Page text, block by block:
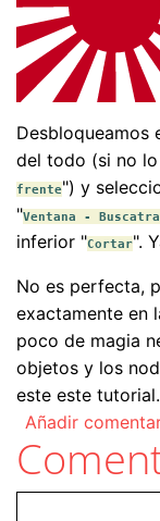
Desbloqueamos
del todo (si no
frente") y
"Ventana -
inferior "Cortar".
No es perfecta,
exactamente en
poco de magia
objetos y los
este este tutorial.
Añadir